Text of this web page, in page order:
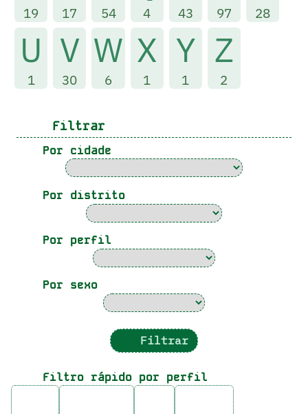
19 17 54 4 43 97 28
U
1
V
30
W
6
X
1
Y
1
Z
2
Filtrar
Por cidade
Por distrito
Por perfil
Por sexo
Filtrar
Filtro rápido por perfil